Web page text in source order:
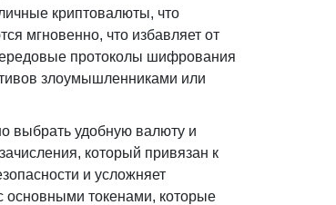
криптовалюты, что
мгновенно, что избавляет от
протоколы шифрования
злоумышленниками или
выбрать удобную валюту и
который привязан к
и усложняет
основными токенами, которые